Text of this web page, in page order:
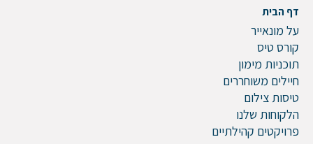
דף הבית
על מונאייר
קורס טיס
תוכניות מימון
חיילים משוחררים
טיסות צילום
הלקוחות שלנו
פרויקטים קהילתיים